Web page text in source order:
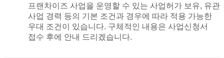
프랜차이즈 사업을 운영할 수 있는 사업허가 보유, 유관
사업 경력 등의 기본 조건과 경우에 따라 적용 가능한
우대 조건이 있습니다. 구체적인 내용은 사업신청서
접수 후에 안내 드리겠습니다.